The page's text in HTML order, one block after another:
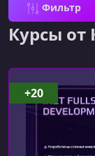
Фильтр
Курсы от
+20